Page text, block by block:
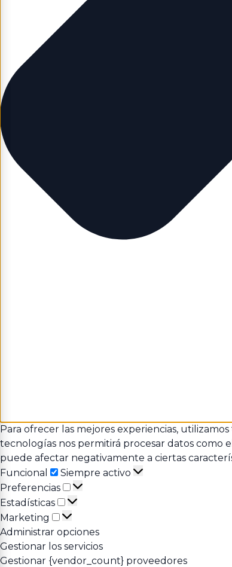
Para ofrecer las mejores experiencias,
tecnologías nos permitirá procesar datos como
puede afectar negativamente a ciertas
Funcional
Funcional
Siempre activo
Preferencias
Preferencias
Estadísticas
Estadísticas
Marketing
Marketing
Administrar opciones
Gestionar los servicios
Gestionar {vendor_count} proveedores